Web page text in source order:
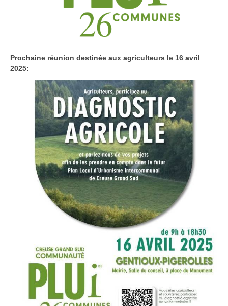
Prochaine réunion destinée aux agriculteurs le 16 avril
2025: